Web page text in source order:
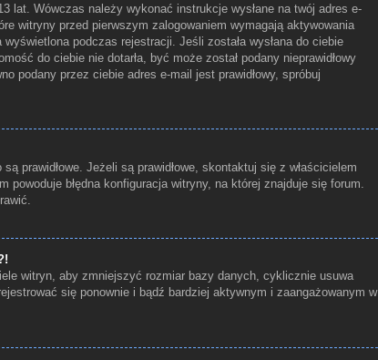
lat. Wówczas należy wykonać instrukcje wysłane na twój adres e-
witryny przed pierwszym zalogowaniem wymagają aktywowania
podczas rejestracji. Jeśli została wysłana do ciebie
do ciebie nie dotarła, być może został podany nieprawidłowy
podany przez ciebie adres e-mail jest prawidłowy, spróbuj
prawidłowe. Jeżeli są prawidłowe, skontaktuj się z właścicielem
błędna konfiguracja witryny, na której znajduje się forum.
witryn, aby zmniejszyć rozmiar bazy danych, cyklicznie usuwa
się ponownie i bądź bardziej aktywnym i zaangażowanym w